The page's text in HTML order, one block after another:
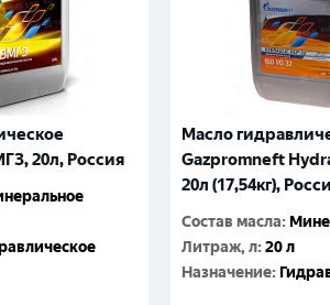
20л, Россия
Масло
Gazpromneft
20л (17,54кг),
Состав масла:
Литраж, л:20 л
Назначение: